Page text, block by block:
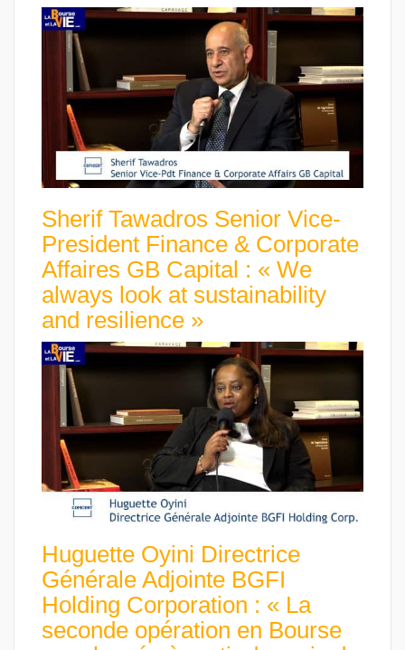
Sherif Tawadros Senior Vice-
President Finance & Corporate
Affaires GB Capital : « We
always look at sustainability
and resilience »
Huguette Oyini Directrice
Générale Adjointe BGFI
Holding Corporation : « La
seconde opération en Bourse